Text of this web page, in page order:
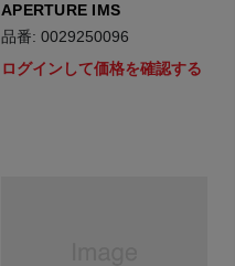
APERTURE IMS
品番: 0029250096
ログインして価格を確認する